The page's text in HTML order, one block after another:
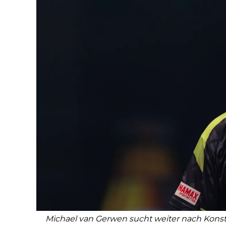
Michael van Gerwen sucht weiter nach